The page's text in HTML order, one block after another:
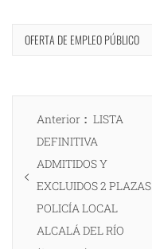
OFERTA DE EMPLEO PÚBLICO
Navegación
entradas
Anterior
Entrada
anterior:
LISTA
DEFINITIVA
ADMITIDOS Y
EXCLUIDOS 2 PLAZAS
POLICÍA LOCAL
ALCALÁ DEL RÍO